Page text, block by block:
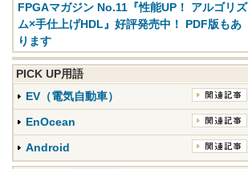
FPGAマガジン No.11『性能UP！ アルゴリズ
ム×手仕上げHDL』好評発売中！ PDF版もあ
ります
PICK UP用語
EV（電気自動車）
EnOcean
Android